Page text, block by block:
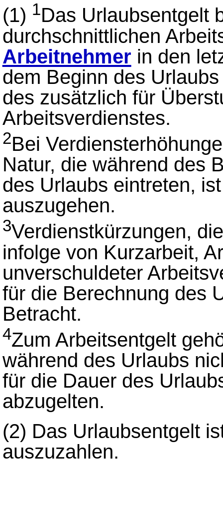
(1) 1Das Urlaubsentgelt
durchschnittlichen
Arbeitnehmer in den
dem Beginn des
des zusätzlich für
Arbeitsverdienstes.
2Bei
Natur, die während des
des Urlaubs eintreten,
auszugehen.
3Verdienstkürzungen,
infolge von Kurzarbeit,
unverschuldeter
für die Berechnung des
Betracht.
4Zum Arbeitsentgelt
während des Urlaubs
für die Dauer des
abzugelten.
(2) Das Urlaubsentgelt
auszuzahlen.